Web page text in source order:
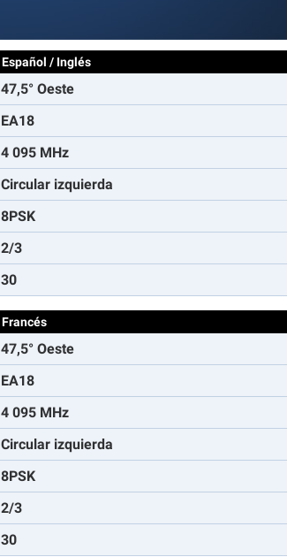
Español / Inglés
47,5° Oeste
EA18
4 095 MHz
Circular izquierda
8PSK
2/3
30
Francés
47,5° Oeste
EA18
4 095 MHz
Circular izquierda
8PSK
2/3
30